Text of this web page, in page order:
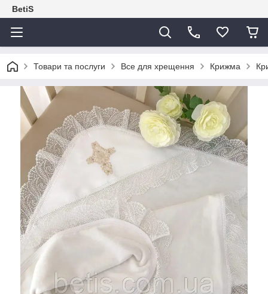
BetiS
Товари та послуги Все для хрещення Крижма